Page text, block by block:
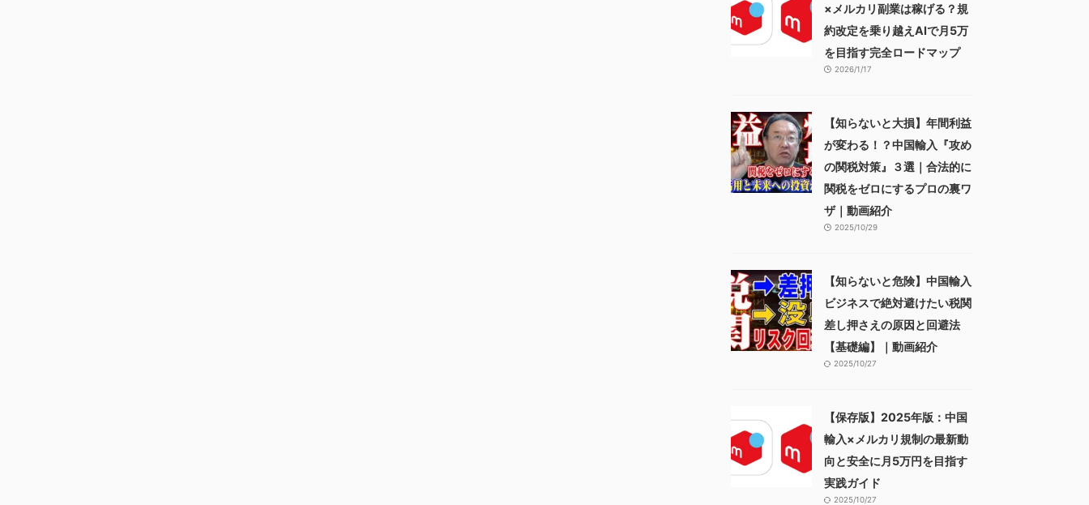
×メルカリ副業は稼げる？規
約改定を乗り越えAIで月5万
を目指す完全ロードマップ
2026/1/17
【知らないと大損】年間利益
が変わる！？中国輸入『攻め
の関税対策』３選｜合法的に
関税をゼロにするプロの裏ワ
ザ｜動画紹介
2025/10/29
【知らないと危険】中国輸入
ビジネスで絶対避けたい税関
差し押さえの原因と回避法
【基礎編】｜動画紹介
2025/10/27
【保存版】2025年版：中国
輸入×メルカリ規制の最新動
向と安全に月5万円を目指す
実践ガイド
2025/10/27